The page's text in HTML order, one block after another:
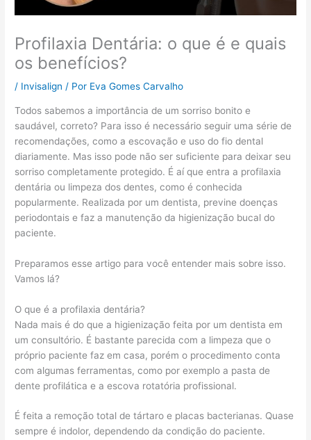
Profilaxia Dentária: o que é e quais
os benefícios?
/ Invisalign / Por Eva Gomes Carvalho
Todos sabemos a importância de um sorriso bonito e
saudável, correto? Para isso é necessário seguir uma série de
recomendações, como a escovação e uso do fio dental
diariamente. Mas isso pode não ser suficiente para deixar seu
sorriso completamente protegido. É aí que entra a profilaxia
dentária ou limpeza dos dentes, como é conhecida
popularmente. Realizada por um dentista, previne doenças
periodontais e faz a manutenção da higienização bucal do
paciente.
Preparamos esse artigo para você entender mais sobre isso.
Vamos lá?
O que é a profilaxia dentária?
Nada mais é do que a higienização feita por um dentista em
um consultório. É bastante parecida com a limpeza que o
próprio paciente faz em casa, porém o procedimento conta
com algumas ferramentas, como por exemplo a pasta de
dente profilática e a escova rotatória profissional.
É feita a remoção total de tártaro e placas bacterianas. Quase
sempre é indolor, dependendo da condição do paciente.